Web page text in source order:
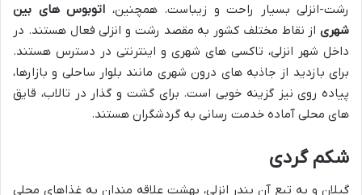
رشت-انزلی بسیار راحت و زیباست. همچنین، اتوبوس های بین
شهری از نقاط مختلف کشور به مقصد رشت و انزلی فعال هستند. در
داخل شهر انزلی، تاکسی های شهری و اینترنتی در دسترس هستند.
برای بازدید از جاذبه های درون شهری مانند بلوار ساحلی و بازارها،
پیاده روی نیز گزینه خوبی است. برای گشت و گذار در تالاب، قایق
های محلی آماده خدمت رسانی به گردشگران هستند.
شکم گردی
گیلان و به تبع آن بندر انزلی، بهشت علاقه مندان به غذاهای محلی